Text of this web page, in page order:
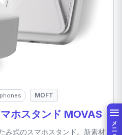
メニュー
MOFT
ホスタンド MOVAS
み式のスマホスタンド。新素材